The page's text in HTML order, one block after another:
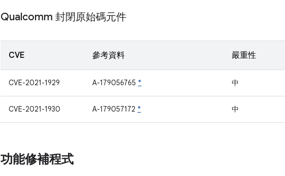
Qualcomm 封閉原始碼元件
CVE 參考資料 嚴重性
CVE-2021-1929 A-179056765 * 中
CVE-2021-1930 A-179057172 * 中
功能修補程式